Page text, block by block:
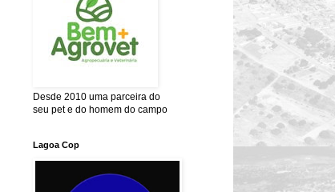
Desde 2010 uma parceira do
seu pet e do homem do campo
Lagoa Cop